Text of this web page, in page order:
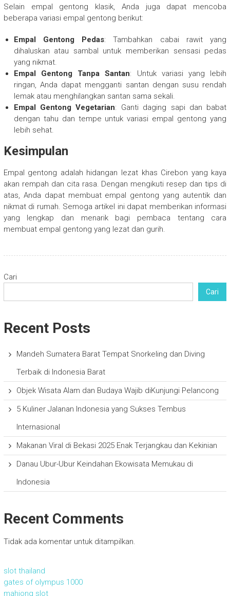
Selain empal gentong klasik, Anda juga dapat mencoba
beberapa variasi empal gentong berikut:
Empal Gentong Pedas: Tambahkan cabai rawit yang
dihaluskan atau sambal untuk memberikan sensasi pedas
yang nikmat.
Empal Gentong Tanpa Santan: Untuk variasi yang lebih
ringan, Anda dapat mengganti santan dengan susu rendah
lemak atau menghilangkan santan sama sekali.
Empal Gentong Vegetarian: Ganti daging sapi dan babat
dengan tahu dan tempe untuk variasi empal gentong yang
lebih sehat.
Kesimpulan
Empal gentong adalah hidangan lezat khas Cirebon yang kaya
akan rempah dan cita rasa. Dengan mengikuti resep dan tips di
atas, Anda dapat membuat empal gentong yang autentik dan
nikmat di rumah. Semoga artikel ini dapat memberikan informasi
yang lengkap dan menarik bagi pembaca tentang cara
membuat empal gentong yang lezat dan gurih.
Cari
Cari
Recent Posts
Mandeh Sumatera Barat Tempat Snorkeling dan Diving
Terbaik di Indonesia Barat
Objek Wisata Alam dan Budaya Wajib diKunjungi Pelancong
5 Kuliner Jalanan Indonesia yang Sukses Tembus
Internasional
Makanan Viral di Bekasi 2025 Enak Terjangkau dan Kekinian
Danau Ubur-Ubur Keindahan Ekowisata Memukau di
Indonesia
Recent Comments
Tidak ada komentar untuk ditampilkan.
slot thailand
gates of olympus 1000
mahjong slot